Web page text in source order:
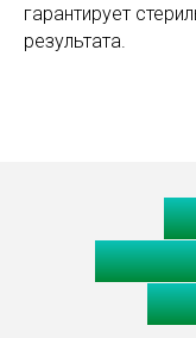
гарантирует
результата.